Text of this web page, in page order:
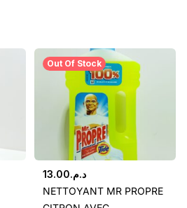
Out Of Stock
د.م.13.00
NETTOYANT MR PROPRE